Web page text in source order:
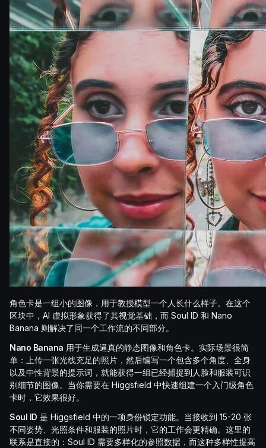
角色卡是一组小的图像，用于教授模型一个人长什么样子。在这个
区块中，AI 虚拟形象获得了其视觉基础，而 Soul ID 和 Nano
Banana 则解决了同一个工作流的不同部分。
Nano Banana 用于生成逼真的静态图像和角色卡。实际场景很简
单：上传一张光线充足的照片，然后编写一个包含多个角度、全身
以及中性背景的提示词，就能获得一组已经捕捉到人脸和服装可识
别细节的图像。当你需要在 Higgsfield 中快速组建一个入门级角色
卡时，它效果很好。
Soul ID 是 Higgsfield 中的一项身份锁定功能。当接收到 15-20 张
不同姿势、光照条件和服装的照片时，它的工作会更精确。这里的
联系是直接的：Soul ID 需要多样化的参照数据，而这种多样性提高